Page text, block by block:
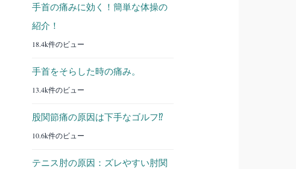
手首の痛みに効く！簡単な体操の
紹介！
18.4k件のビュー
手首をそらした時の痛み。
13.4k件のビュー
股関節痛の原因は下手なゴルフ⁉︎
10.6k件のビュー
テニス肘の原因：ズレやすい肘関